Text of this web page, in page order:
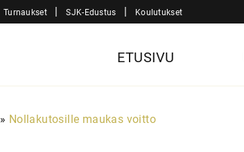
Turnaukset | SJK-Edustus | Koulutukset
ETUSIVU
» Nollakutosille maukas voitto